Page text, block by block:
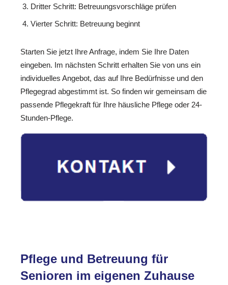
Dritter Schritt: Betreuungsvorschläge prüfen
Vierter Schritt: Betreuung beginnt
Starten Sie jetzt Ihre Anfrage, indem Sie Ihre Daten
eingeben. Im nächsten Schritt erhalten Sie von uns ein
individuelles Angebot, das auf Ihre Bedürfnisse und den
Pflegegrad abgestimmt ist. So finden wir gemeinsam die
passende Pflegekraft für Ihre häusliche Pflege oder 24-
Stunden-Pflege.
Pflege und Betreuung für
Senioren im eigenen Zuhause